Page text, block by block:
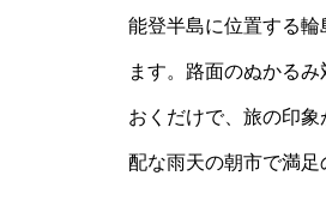
能登半島に位置する
ます。路面のぬかる
おくだけで、旅の印
配な雨天の朝市で満足